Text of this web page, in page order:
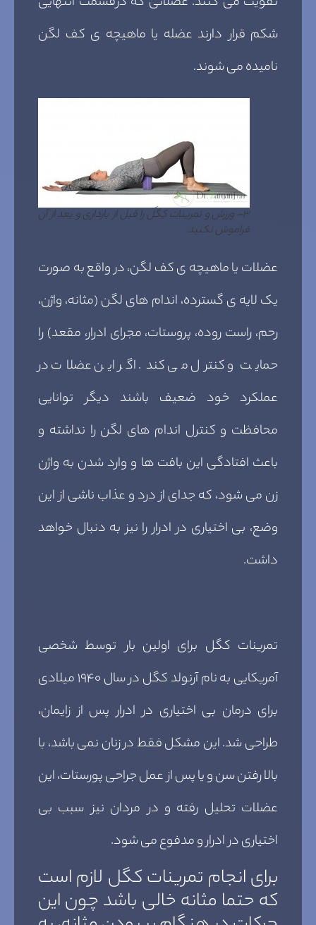
شکم قرار دارند عضله یا ماهیچه ی کف لگن
نامیده می شوند.
۳- ورزش و تمرینات کِگَل را قبل از بارداری و بعد از آن
فراموش نکنید.
عضلات یا ماهیچه ی کف لگن، در واقع به صورت
یک لایه ی گسترده، اندام های لگن (مثانه، واژن،
رحم، راست روده، پروستات، مجرای ادرار، مقعد) را
حمایت و کنترل می کند. اگر این عضلات در
عملکرد خود ضعیف باشند دیگر توانایی
محافظت و کنترل اندام های لگن را نداشته و
باعث افتادگی این بافت ها و وارد شدن به واژن
زن می شود، که جدای از درد و عذاب ناشی از این
وضع، بی اختیاری در ادرار را نیز به دنبال خواهد
داشت.
تمرینات کگل برای اولین بار توسط شخصی
آمریکایی به نام آرنولد کگل در سال ۱۹۴۰ میلادی
برای درمان بی اختیاری در ادرار پس از زایمان،
طراحی شد. این مشکل فقط در زنان نمی باشد، با
بالا رفتن سن و یا پس از عمل جراحی پورستات، این
عضلات تحلیل رفته و در مردان نیز سبب بی
اختیاری در ادرار و مدفوع می شود.
برای انجام تمرینات کگل لازم است
که حتما مثانه خالی باشد چون این